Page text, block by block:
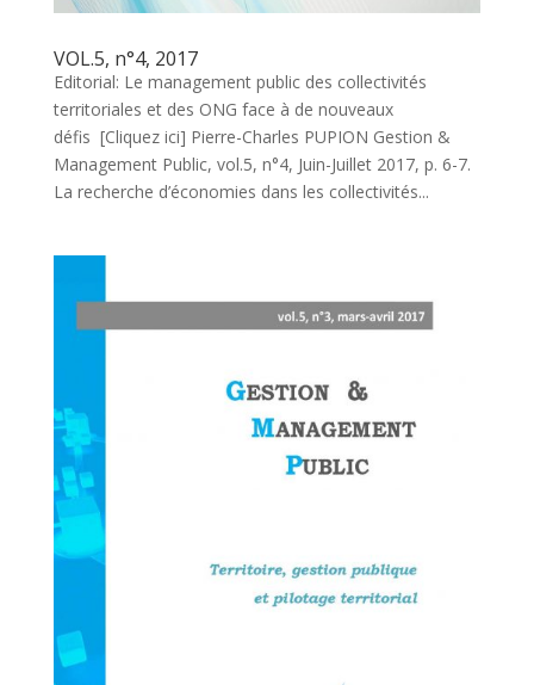
VOL.5, n°4, 2017
Editorial: Le management public des collectivités
territoriales et des ONG face à de nouveaux
défis [Cliquez ici] Pierre-Charles PUPION Gestion &
Management Public, vol.5, n°4, Juin-Juillet 2017, p. 6-7.
La recherche d’économies dans les collectivités...